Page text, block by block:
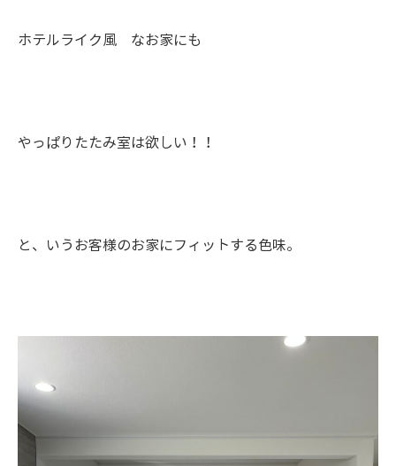
ホテルライク風 なお家にも
やっぱりたたみ室は欲しい！！
と、いうお客様のお家にフィットする色味。